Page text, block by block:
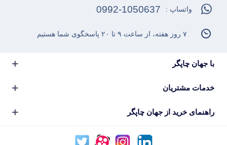
با جهان چاپگر
خدمات مشتریان
راهنمای خرید از جهان چاپگر
واتساپ : 0992-1050637
۷ روز هفته، از ساعت ۹ تا ۲۰ پاسخگوی شما هستیم